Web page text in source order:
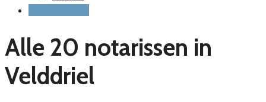
Alle 20 notarissen in
Velddriel